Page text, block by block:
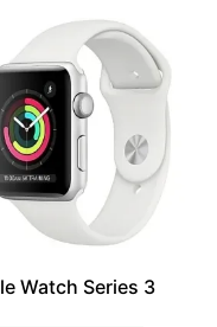
Watch Series 3